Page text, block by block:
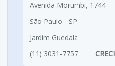
Avenida Morumbi, 1744
São Paulo - SP
Jardim Guedala
(11) 3031-7757
CRECI